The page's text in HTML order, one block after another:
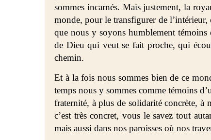
sommes incarnés. Mais justement, la
monde, pour le transfigurer de
que nous y soyons humblement témoins
de Dieu qui veut se fait proche, qui
chemin.
Et à la fois nous sommes bien de ce
temps nous y sommes comme témoins
fraternité, à plus de solidarité concrète, à
c’est très concret, vous le savez tout
mais aussi dans nos paroisses où nos